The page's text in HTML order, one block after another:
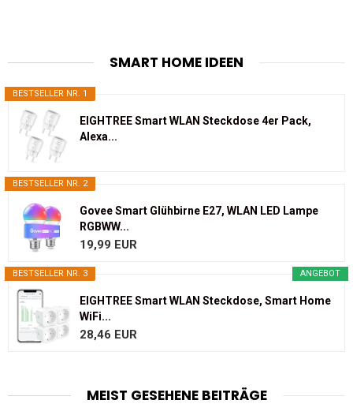
SMART HOME IDEEN
BESTSELLER NR. 1
EIGHTREE Smart WLAN Steckdose 4er Pack,
Alexa...
BESTSELLER NR. 2
Govee Smart Glühbirne E27, WLAN LED Lampe
RGBWW...
19,99 EUR
ANGEBOT
BESTSELLER NR. 3
EIGHTREE Smart WLAN Steckdose, Smart Home
WiFi...
28,46 EUR
MEIST GESEHENE BEITRÄGE